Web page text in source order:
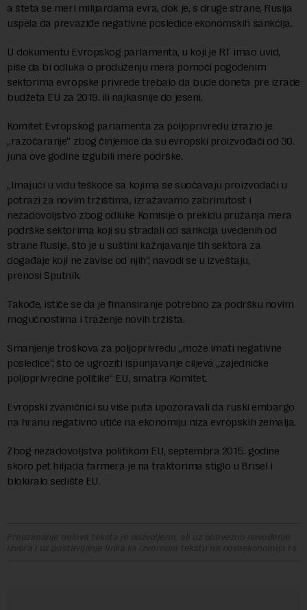
a šteta se meri milijardama evra, dok je, s druge strane, Rusija
uspela da prevaziđe negativne posledice ekonomskih sankcija.
U dokumentu Evropskog parlamenta, u koji je RT imao uvid,
piše da bi odluka o produženju mera pomoći pogođenim
sektorima evropske privrede trebalo da bude doneta pre izrade
budžeta EU za 2019. ili najkasnije do jeseni.
Komitet Evropskog parlamenta za poljoprivredu izrazio je
„razočaranje“ zbog činjenice da su evropski proizvođači od 30.
juna ove godine izgubili mere podrške.
„Imajući u vidu teškoće sa kojima se suočavaju proizvođači u
potrazi za novim tržištima, izražavamo zabrinutost i
nezadovoljstvo zbog odluke Komisije o prekidu pružanja mera
podrške sektorima koji su stradali od sankcija uvedenih od
strane Rusije, što je u suštini kažnjavanje tih sektora za
događaje koji ne zavise od njih“, navodi se u izveštaju,
prenosi Sputnik.
Takođe, ističe se da je finansiranje potrebno za podršku novim
mogućnostima i traženje novih tržišta.
Smanjenje troškova za poljoprivredu „može imati negativne
posledice“, što će ugroziti ispunjavanje ciljeva „zajedničke
poljoprivredne politike“ EU, smatra Komitet.
Evropski zvaničnici su više puta upozoravali da ruski embargo
na hranu negativno utiče na ekonomiju niza evropskih zemalja.
Zbog nezadovoljstva politikom EU, septembra 2015. godine
skoro pet hiljada farmera je na traktorima stiglo u Brisel i
blokiralo sedište EU.
Preuzimanje delova teksta je dozvoljeno, ali uz obavezno navođenje
izvora i uz postavljanje linka ka izvornom tekstu na novaekonomija.rs